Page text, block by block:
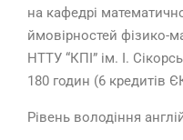
на кафедрі
ймовірностей фізико-
НТТУ “КПІ” ім. І.
180 годин (6 кредитів
Рівень володіння